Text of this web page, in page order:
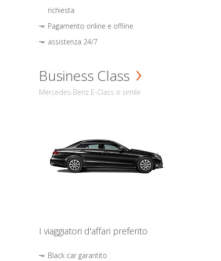
richiesta
Pagamento online e offline
assistenza 24/7
Business Class
Mercedes-Benz E-Class o simile
I viaggiatori d'affari preferito
Black car garantito